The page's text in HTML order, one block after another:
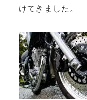
けてきました。